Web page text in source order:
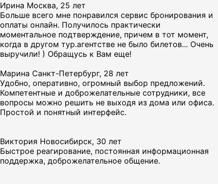
Ирина Москва, 25 лет
Больше всего мне понравился сервис бронирования и
оплаты онлайн. Получилось практически
моментальное подтверждение, причем в тот момент,
когда в другом тур.агентстве не было билетов... Очень
выручили! ) Обращусь к Вам еще!
Марина Санкт-Петербург, 28 лет
Удобно, оперативно, огромный выбор предложений.
Компетентные и доброжелательные сотрудники, все
вопросы можно решить не выходя из дома или офиса.
Простой и понятный интерфейс.
Виктория Новосибирск, 30 лет
Быстрое реагирование, постоянная информационная
поддержка, доброжелательное общение.